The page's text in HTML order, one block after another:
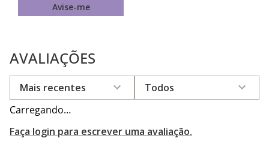
Avise-me
AVALIAÇÕES
Carregando…
Faça login para escrever uma avaliação.
Mais recentes Todos